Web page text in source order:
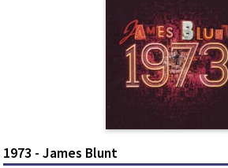
1973 - James Blunt